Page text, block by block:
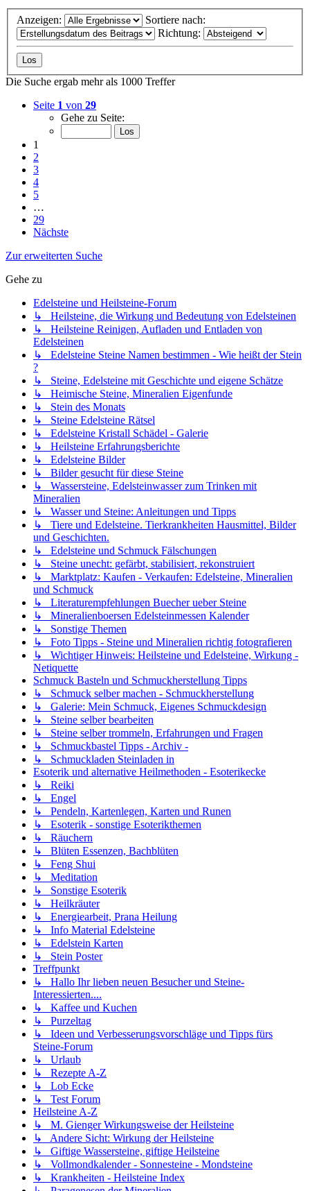
Anzeigen:
Sortiere nach:
Richtung:
Die Suche ergab mehr als 1000 Treffer
Seite 1 von 29
Gehe zu Seite:
1
2
3
4
5
…
29
Nächste
Zur erweiterten Suche
Gehe zu
Edelsteine und Heilsteine-Forum
↳ Heilsteine, die Wirkung und Bedeutung von Edelsteinen
↳ Heilsteine Reinigen, Aufladen und Entladen von
Edelsteinen
↳ Edelsteine Steine Namen bestimmen - Wie heißt der Stein
?
↳ Steine, Edelsteine mit Geschichte und eigene Schätze
↳ Heimische Steine, Mineralien Eigenfunde
↳ Stein des Monats
↳ Steine Edelsteine Rätsel
↳ Edelsteine Kristall Schädel - Galerie
↳ Heilsteine Erfahrungsberichte
↳ Edelsteine Bilder
↳ Bilder gesucht für diese Steine
↳ Wassersteine, Edelsteinwasser zum Trinken mit
Mineralien
↳ Wasser und Steine: Anleitungen und Tipps
↳ Tiere und Edelsteine. Tierkrankheiten Hausmittel, Bilder
und Geschichten.
↳ Edelsteine und Schmuck Fälschungen
↳ Steine unecht: gefärbt, stabilisiert, rekonstruiert
↳ Marktplatz: Kaufen - Verkaufen: Edelsteine, Mineralien
und Schmuck
↳ Literaturempfehlungen Buecher ueber Steine
↳ Mineralienboersen Edelsteinmessen Kalender
↳ Sonstige Themen
↳ Foto Tipps - Steine und Mineralien richtig fotografieren
↳ Wichtiger Hinweis: Heilsteine und Edelsteine, Wirkung -
Netiquette
Schmuck Basteln und Schmuckherstellung Tipps
↳ Schmuck selber machen - Schmuckherstellung
↳ Galerie: Mein Schmuck, Eigenes Schmuckdesign
↳ Steine selber bearbeiten
↳ Steine selber trommeln, Erfahrungen und Fragen
↳ Schmuckbastel Tipps - Archiv -
↳ Schmuckladen Steinladen in
Esoterik und alternative Heilmethoden - Esoterikecke
↳ Reiki
↳ Engel
↳ Pendeln, Kartenlegen, Karten und Runen
↳ Esoterik - sonstige Esoterikthemen
↳ Räuchern
↳ Blüten Essenzen, Bachblüten
↳ Feng Shui
↳ Meditation
↳ Sonstige Esoterik
↳ Heilkräuter
↳ Energiearbeit, Prana Heilung
↳ Info Material Edelsteine
↳ Edelstein Karten
↳ Stein Poster
Treffpunkt
↳ Hallo Ihr lieben neuen Besucher und Steine-
Interessierten....
↳ Kaffee und Kuchen
↳ Purzeltag
↳ Ideen und Verbesserungsvorschläge und Tipps fürs
Steine-Forum
↳ Urlaub
↳ Rezepte A-Z
↳ Lob Ecke
↳ Test Forum
Heilsteine A-Z
↳ M. Gienger Wirkungsweise der Heilsteine
↳ Andere Sicht: Wirkung der Heilsteine
↳ Giftige Wassersteine, giftige Heilsteine
↳ Vollmondkalender - Sonnesteine - Mondsteine
↳ Krankheiten - Heilsteine Index